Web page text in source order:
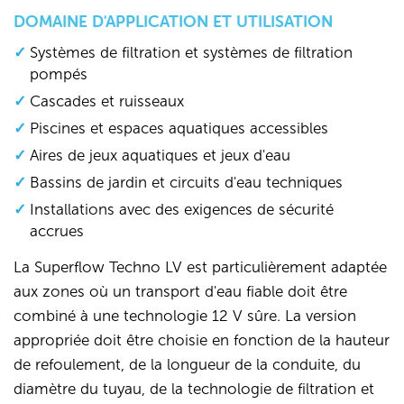
DOMAINE D'APPLICATION ET UTILISATION
Systèmes de filtration et systèmes de filtration
pompés
Cascades et ruisseaux
Piscines et espaces aquatiques accessibles
Aires de jeux aquatiques et jeux d'eau
Bassins de jardin et circuits d'eau techniques
Installations avec des exigences de sécurité
accrues
La Superflow Techno LV est particulièrement adaptée
aux zones où un transport d'eau fiable doit être
combiné à une technologie 12 V sûre. La version
appropriée doit être choisie en fonction de la hauteur
de refoulement, de la longueur de la conduite, du
diamètre du tuyau, de la technologie de filtration et